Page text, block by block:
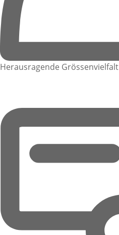
Herausragende Grössenvielfalt